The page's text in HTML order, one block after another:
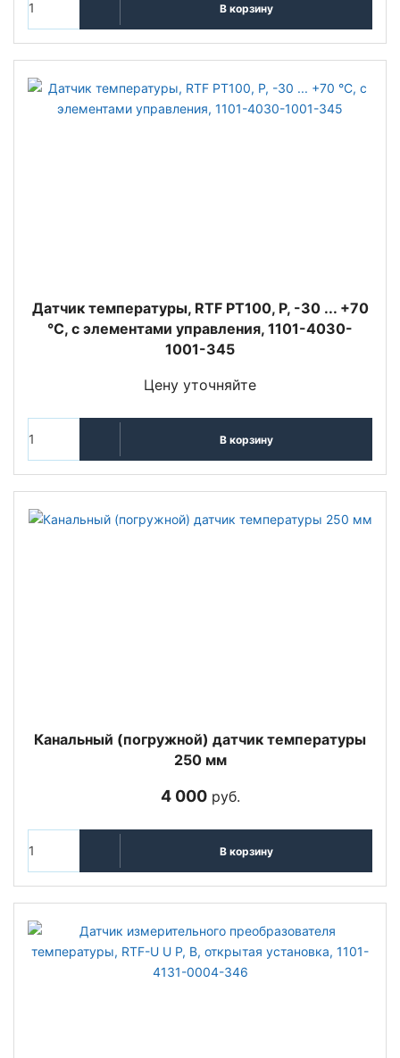
В корзину
Датчик температуры, RTF PT100, P, -30 ... +70
°C, с элементами управления, 1101-4030-
1001-345
Цену уточняйте
В корзину
Канальный (погружной) датчик температуры
250 мм
4 000руб.
В корзину